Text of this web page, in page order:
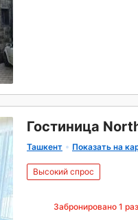
Гостиница
Ташкент Показать на
Высокий спрос
Забронировано 1